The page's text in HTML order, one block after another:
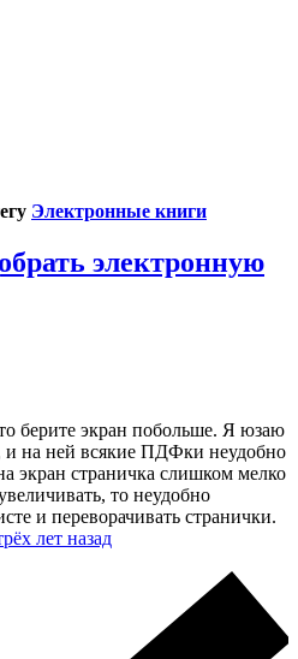
Электронные книги
электронную
берите экран побольше. Я юзаю
на ней всякие ПДФки неудобно
экран страничка слишком мелко
то неудобно
и переворачивать странички.
лет назад